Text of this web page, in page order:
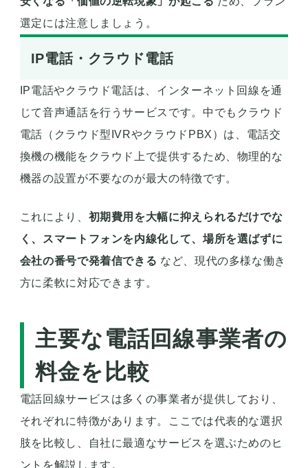
選定には注意しましょう。
IP電話・クラウド電話
IP電話やクラウド電話は、インターネット回線を通
じて音声通話を行うサービスです。中でもクラウド
電話（クラウド型IVRやクラウドPBX）は、電話交
換機の機能をクラウド上で提供するため、物理的な
機器の設置が不要なのが最大の特徴です。
これにより、 初期費用を大幅に抑えられるだけでな
く、スマートフォンを内線化して、場所を選ばずに
会社の番号で発着信できる など、現代の多様な働き
方に柔軟に対応できます。
主要な電話回線事業者の
料金を比較
電話回線サービスは多くの事業者が提供しており、
それぞれに特徴があります。ここでは代表的な選択
肢を比較し、自社に最適なサービスを選ぶためのヒ
ントを解説します。